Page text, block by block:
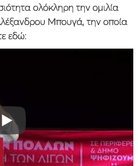
ολόκληρη την ομιλία
Μπουγά, την οποία
εδώ: